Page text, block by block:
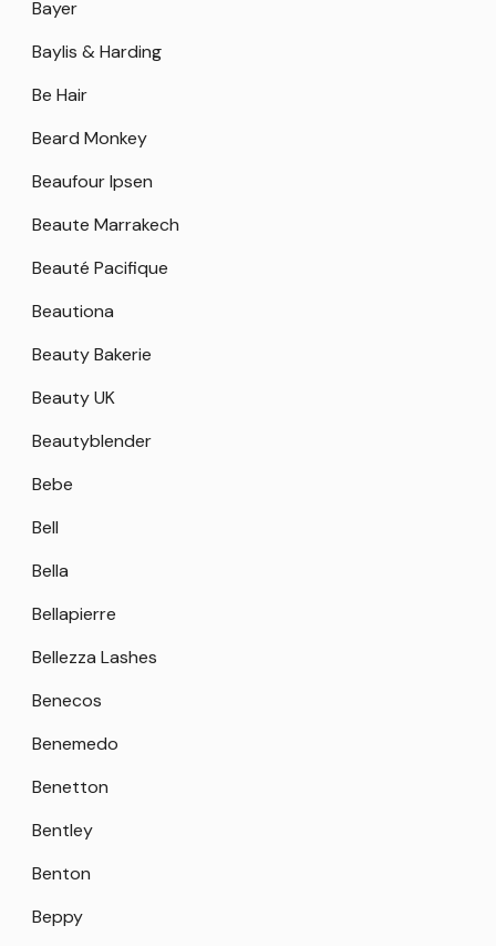
Bayer
Baylis & Harding
Be Hair
Beard Monkey
Beaufour Ipsen
Beaute Marrakech
Beauté Pacifique
Beautiona
Beauty Bakerie
Beauty UK
Beautyblender
Bebe
Bell
Bella
Bellapierre
Bellezza Lashes
Benecos
Benemedo
Benetton
Bentley
Benton
Beppy